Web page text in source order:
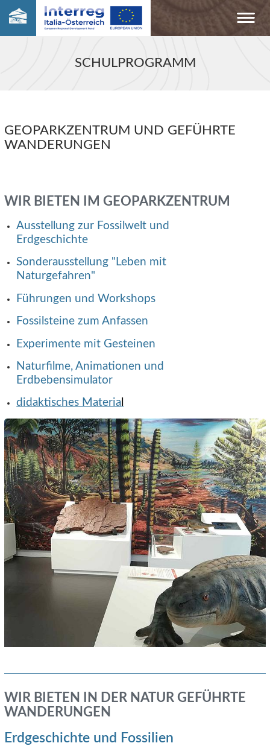
SCHULPROGRAMM
GEOPARKZENTRUM UND GEFÜHRTE
WANDERUNGEN
WIR BIETEN IM GEOPARKZENTRUM
Ausstellung zur Fossilwelt und
Erdgeschichte
Sonderausstellung "Leben mit
Naturgefahren"
Führungen und Workshops
Fossilsteine zum Anfassen
Experimente mit Gesteinen
Naturfilme, Animationen und
Erdbebensimulator
didaktisches Materia
WIR BIETEN IN DER NATUR GEFÜHRTE
WANDERUNGEN
Erdgeschichte und Fossilien